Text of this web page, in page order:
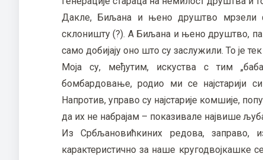
Дакле, Биљана и њено друштво мрзели
склоништу (?). А Биљана и њено друштво,
само добијају оно што су заслужили. То је
Моја су, међутим, искуства с тим
бомбардовање, родио ми се најстарији
Напротив, управо су најстарије комшије,
да их не набрајам – показивале највише
Из Србљановићкиних редова, заправо,
карактеристично за наше кругодвојкашке